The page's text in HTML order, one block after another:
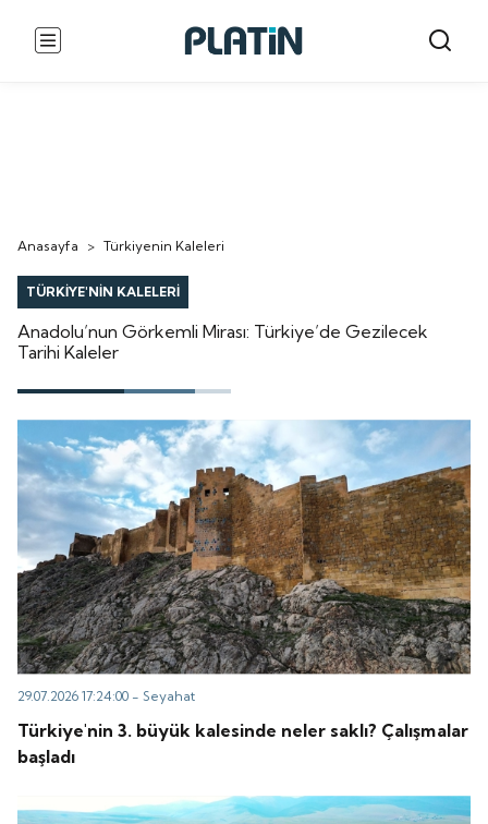
Anasayfa > Türkiyenin Kaleleri
TÜRKİYE'NİN KALELERİ
Anadolu’nun Görkemli Mirası: Türkiye’de Gezilecek
Tarihi Kaleler
29.07.2026 17:24:00 -Seyahat
Türkiye'nin 3. büyük kalesinde neler saklı? Çalışmalar
başladı